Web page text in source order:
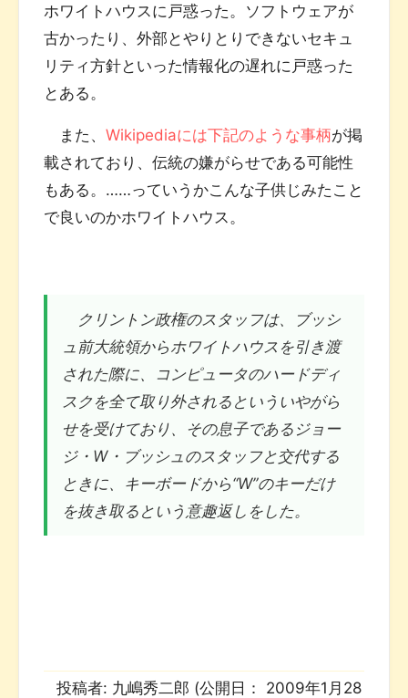
ホワイトハウスに戸惑った。ソフトウェアが
古かったり、外部とやりとりできないセキュ
リティ方針といった情報化の遅れに戸惑った
とある。
また、Wikipediaには下記のような事柄が掲
載されており、伝統の嫌がらせである可能性
もある。……っていうかこんな子供じみたこと
で良いのかホワイトハウス。
クリントン政権のスタッフは、ブッシ
ュ前大統領からホワイトハウスを引き渡
された際に、コンピュータのハードディ
スクを全て取り外されるといういやがら
せを受けており、その息子であるジョー
ジ・W・ブッシュのスタッフと交代する
ときに、キーボードから“W”のキーだけ
を抜き取るという意趣返しをした。
投稿者: 九嶋秀二郎 (公開日： 2009年1月28